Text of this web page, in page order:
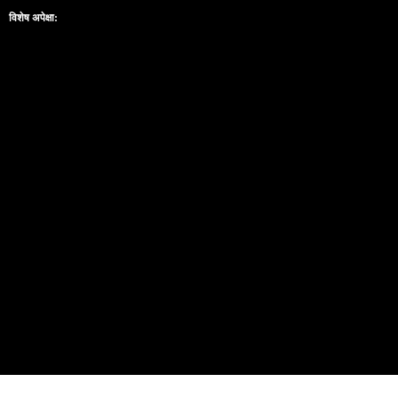
विशेष अपेक्षा: